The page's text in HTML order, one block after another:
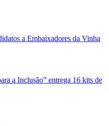
a Embaixadores da Vinha
a Inclusão” entrega 16 kits de